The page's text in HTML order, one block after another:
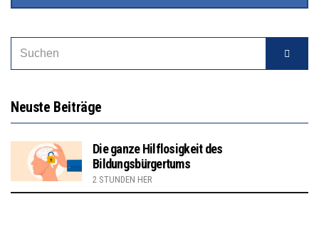
Neuste Beiträge
Die ganze Hilflosigkeit des
Bildungsbürgertums
2 STUNDEN HER